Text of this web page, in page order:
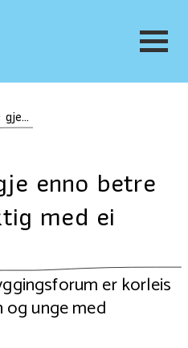
forståing
enno betre
med ei
er korleis
unge med